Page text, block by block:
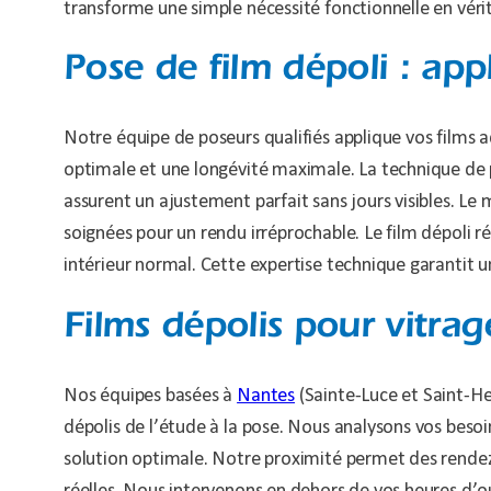
transforme une simple nécessité fonctionnelle en
Pose de film dépoli :
Notre équipe de poseurs qualifiés applique vos films
optimale et une longévité maximale. La technique de
assurent un ajustement parfait sans jours visibles.
soignées pour un rendu irréprochable. Le film dépoli
intérieur normal. Cette expertise technique garantit
Films dépolis pour
Nos équipes basées à Nantes (Sainte-Luce et Saint-
dépolis de l’étude à la pose. Nous analysons vos
solution optimale. Notre proximité permet des